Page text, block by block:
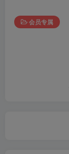
会员专属